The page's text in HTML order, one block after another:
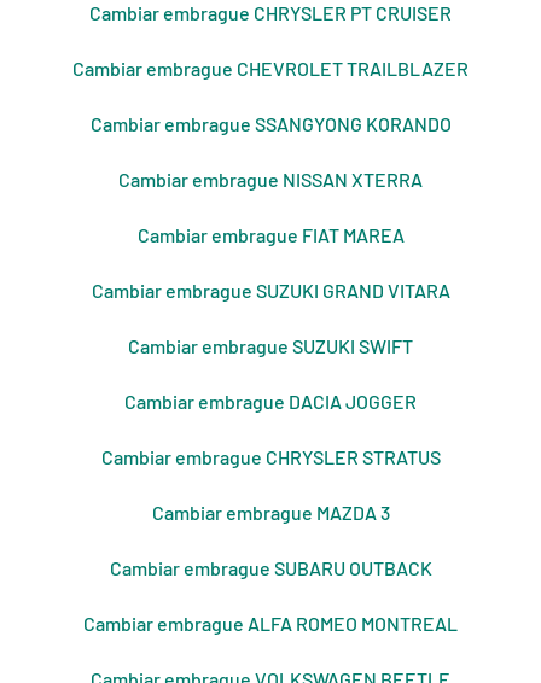
Cambiar embrague CHRYSLER PT CRUISER
Cambiar embrague CHEVROLET TRAILBLAZER
Cambiar embrague SSANGYONG KORANDO
Cambiar embrague NISSAN XTERRA
Cambiar embrague FIAT MAREA
Cambiar embrague SUZUKI GRAND VITARA
Cambiar embrague SUZUKI SWIFT
Cambiar embrague DACIA JOGGER
Cambiar embrague CHRYSLER STRATUS
Cambiar embrague MAZDA 3
Cambiar embrague SUBARU OUTBACK
Cambiar embrague ALFA ROMEO MONTREAL